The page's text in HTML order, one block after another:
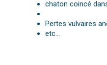
chaton coincé
Pertes vulvaires
etc…